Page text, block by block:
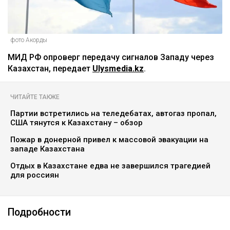
фото Акорды
МИД РФ опроверг передачу сигналов Западу через
Казахстан, передает Ulysmedia.kz.
ЧИТАЙТЕ ТАКЖЕ
Партии встретились на теледебатах, автогаз пропал,
США тянутся к Казахстану – обзор
Пожар в донерной привел к массовой эвакуации на
западе Казахстана
Отдых в Казахстане едва не завершился трагедией
для россиян
Подробности